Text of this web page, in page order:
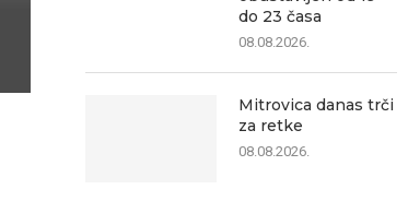
do 23 časa
08.08.2026.
Mitrovica danas trči
za retke
08.08.2026.